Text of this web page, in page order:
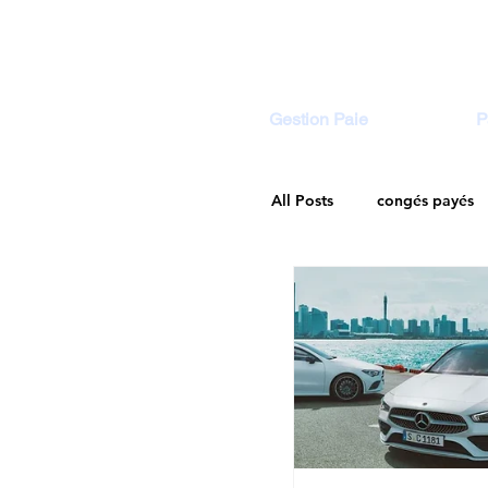
Gestion Paie
All Posts congés payés